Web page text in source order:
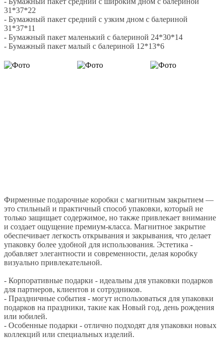
31*37*22
- Бумажный пакет средний с узким дном с балериной
31*37*11
- Бумажный пакет маленький с балериной 24*30*14
- Бумажный пакет малый с балериной 12*13*6
Фирменные подарочные коробки с магнитным закрытием —
это стильный и практичный способ упаковки, который не
только защищает содержимое, но также привлекает внимание
и создает ощущение премиум-класса. Магнитное закрытие
обеспечивает легкость открывания и закрывания, что делает
упаковку более удобной для использования. Эстетика -
добавляет элегантности и современности, делая коробку
визуально привлекательной.
- Корпоративные подарки - идеальны для упаковки подарков
для партнеров, клиентов и сотрудников.
- Праздничные события - могут использоваться для упаковки
подарков на праздники, такие как Новый год, день рождения
или юбилей.
- Особенные подарки - отлично подходят для упаковки новых
коллекций или специальных изделий.